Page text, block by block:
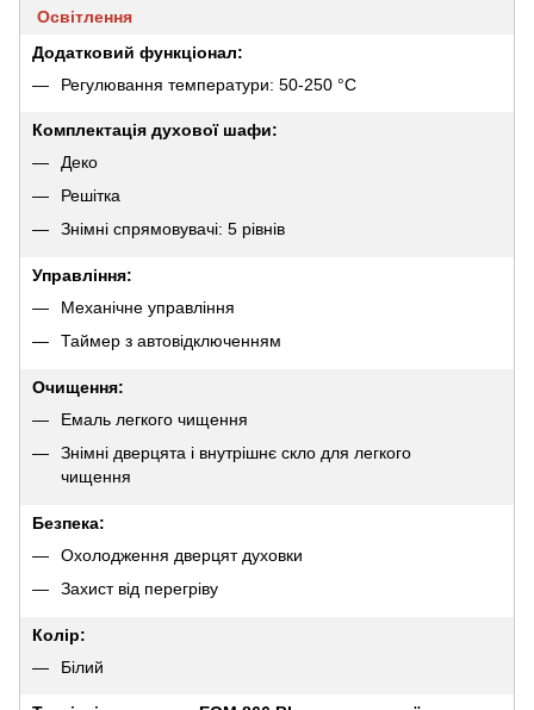
Освітлення
Додатковий функціонал:
Регулювання температури: 50-250 °С
Комплектація духової шафи:
Деко
Решітка
Знімні спрямовувачі: 5 рівнів
Управління:
Механічне управління
Таймер з автовідключенням
Очищення:
Емаль легкого чищення
Знімні дверцята і внутрішнє скло для легкого
чищення
Безпека:
Охолодження дверцят духовки
Захист від перегріву
Колір:
Білий